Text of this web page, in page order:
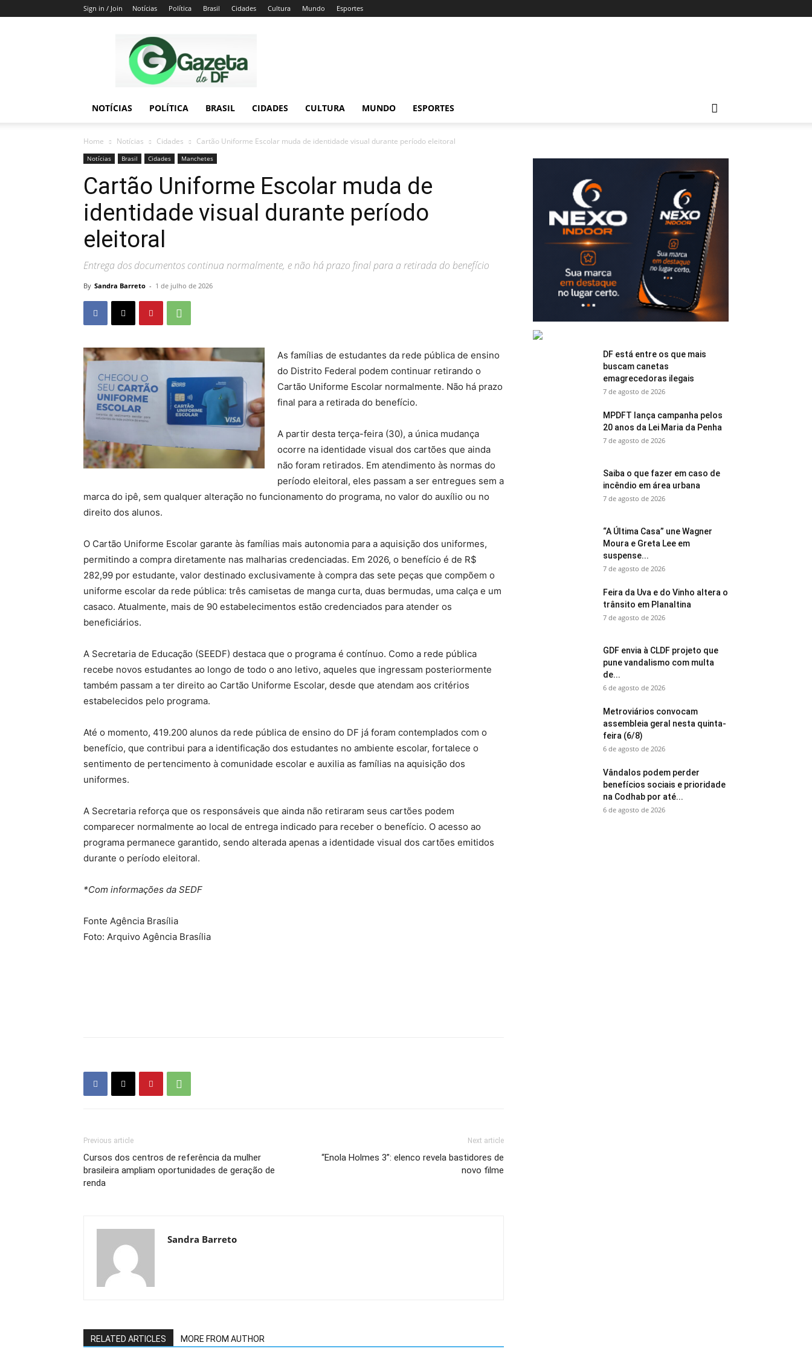
Sign in / Join Notícias Política Brasil Cidades Cultura Mundo Esportes
do
DF
NOTÍCIAS POLÍTICA BRASIL CIDADES CULTURA MUNDO ESPORTES
Home Notícias Cidades Cartão Uniforme Escolar muda de identidade visual durante período eleitoral
Notícias Brasil Cidades Manchetes
Cartão Uniforme Escolar muda de
identidade visual durante período
eleitoral
Entrega dos documentos continua normalmente, e não há prazo final para a retirada do benefício
By Sandra Barreto - 1 de julho de 2026
As famílias de estudantes da rede pública de ensino
do Distrito Federal podem continuar retirando o
Cartão Uniforme Escolar normalmente. Não há prazo
final para a retirada do benefício.
A partir desta terça-feira (30), a única mudança
ocorre na identidade visual dos cartões que ainda
não foram retirados. Em atendimento às normas do
período eleitoral, eles passam a ser entregues sem a
marca do ipê, sem qualquer alteração no funcionamento do programa, no valor do auxílio ou no
direito dos alunos.
O Cartão Uniforme Escolar garante às famílias mais autonomia para a aquisição dos uniformes,
permitindo a compra diretamente nas malharias credenciadas. Em 2026, o benefício é de R$
282,99 por estudante, valor destinado exclusivamente à compra das sete peças que compõem o
uniforme escolar da rede pública: três camisetas de manga curta, duas bermudas, uma calça e um
casaco. Atualmente, mais de 90 estabelecimentos estão credenciados para atender os
beneficiários.
A Secretaria de Educação (SEEDF) destaca que o programa é contínuo. Como a rede pública
recebe novos estudantes ao longo de todo o ano letivo, aqueles que ingressam posteriormente
também passam a ter direito ao Cartão Uniforme Escolar, desde que atendam aos critérios
estabelecidos pelo programa.
Até o momento, 419.200 alunos da rede pública de ensino do DF já foram contemplados com o
benefício, que contribui para a identificação dos estudantes no ambiente escolar, fortalece o
sentimento de pertencimento à comunidade escolar e auxilia as famílias na aquisição dos
uniformes.
A Secretaria reforça que os responsáveis que ainda não retiraram seus cartões podem
comparecer normalmente ao local de entrega indicado para receber o benefício. O acesso ao
programa permanece garantido, sendo alterada apenas a identidade visual dos cartões emitidos
durante o período eleitoral.
*Com informações da SEDF
Fonte Agência Brasília
Foto: Arquivo Agência Brasília
Previous article
Cursos dos centros de referência da mulher
brasileira ampliam oportunidades de geração de
renda
Next article
“Enola Holmes 3”: elenco revela bastidores de
novo filme
Sandra Barreto
RELATED ARTICLES MORE FROM AUTHOR
DF está entre os que mais
buscam canetas
emagrecedoras ilegais
7 de agosto de 2026
MPDFT lança campanha pelos
20 anos da Lei Maria da Penha
7 de agosto de 2026
Saiba o que fazer em caso de
incêndio em área urbana
7 de agosto de 2026
“A Última Casa” une Wagner
Moura e Greta Lee em
suspense...
7 de agosto de 2026
Feira da Uva e do Vinho altera o
trânsito em Planaltina
7 de agosto de 2026
GDF envia à CLDF projeto que
pune vandalismo com multa
de...
6 de agosto de 2026
Metroviários convocam
assembleia geral nesta quinta-
feira (6/8)
6 de agosto de 2026
Vândalos podem perder
benefícios sociais e prioridade
na Codhab por até...
6 de agosto de 2026